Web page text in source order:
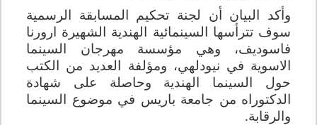
وأكد البيان أن لجنة تحكيم المسابقة الرسمية
سوف تترأسها السينمائية الهندية الشهيرة ارورنا
فاسوديف، وهي مؤسسة مهرجان السينما
الاسوية في نيودلهي، ومؤلفة العديد من الكتب
حول السينما الهندية وحاصلة على شهادة
الدكتوراه من جامعة باريس في موضوع السينما
والرقابة.